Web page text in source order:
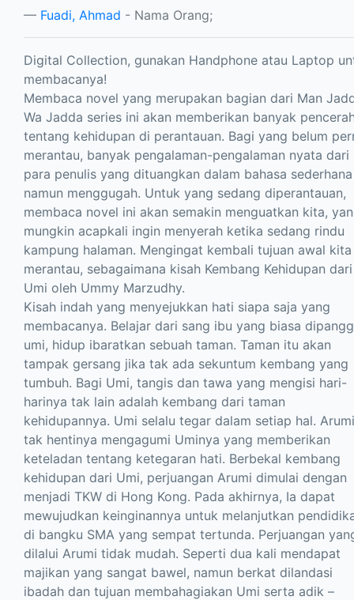
Fuadi, Ahmad - Nama Orang;
Digital Collection, gunakan Handphone atau Laptop
membacanya!
Membaca novel yang merupakan bagian dari Man
Wa Jadda series ini akan memberikan banyak
tentang kehidupan di perantauan. Bagi yang belum
merantau, banyak pengalaman-pengalaman nyata dari
para penulis yang dituangkan dalam bahasa sederhana
namun menggugah. Untuk yang sedang diperantauan,
membaca novel ini akan semakin menguatkan kita,
mungkin acapkali ingin menyerah ketika sedang rindu
kampung halaman. Mengingat kembali tujuan awal kita
merantau, sebagaimana kisah Kembang Kehidupan dari
Umi oleh Ummy Marzudhy.
Kisah indah yang menyejukkan hati siapa saja yang
membacanya. Belajar dari sang ibu yang biasa
umi, hidup ibaratkan sebuah taman. Taman itu akan
tampak gersang jika tak ada sekuntum kembang yang
tumbuh. Bagi Umi, tangis dan tawa yang mengisi hari-
harinya tak lain adalah kembang dari taman
kehidupannya. Umi selalu tegar dalam setiap hal. Arumi
tak hentinya mengagumi Uminya yang memberikan
keteladan tentang ketegaran hati. Berbekal kembang
kehidupan dari Umi, perjuangan Arumi dimulai dengan
menjadi TKW di Hong Kong. Pada akhirnya, Ia dapat
mewujudkan keinginannya untuk melanjutkan
di bangku SMA yang sempat tertunda. Perjuangan
dilalui Arumi tidak mudah. Seperti dua kali mendapat
majikan yang sangat bawel, namun berkat dilandasi
ibadah dan tujuan membahagiakan Umi serta adik –